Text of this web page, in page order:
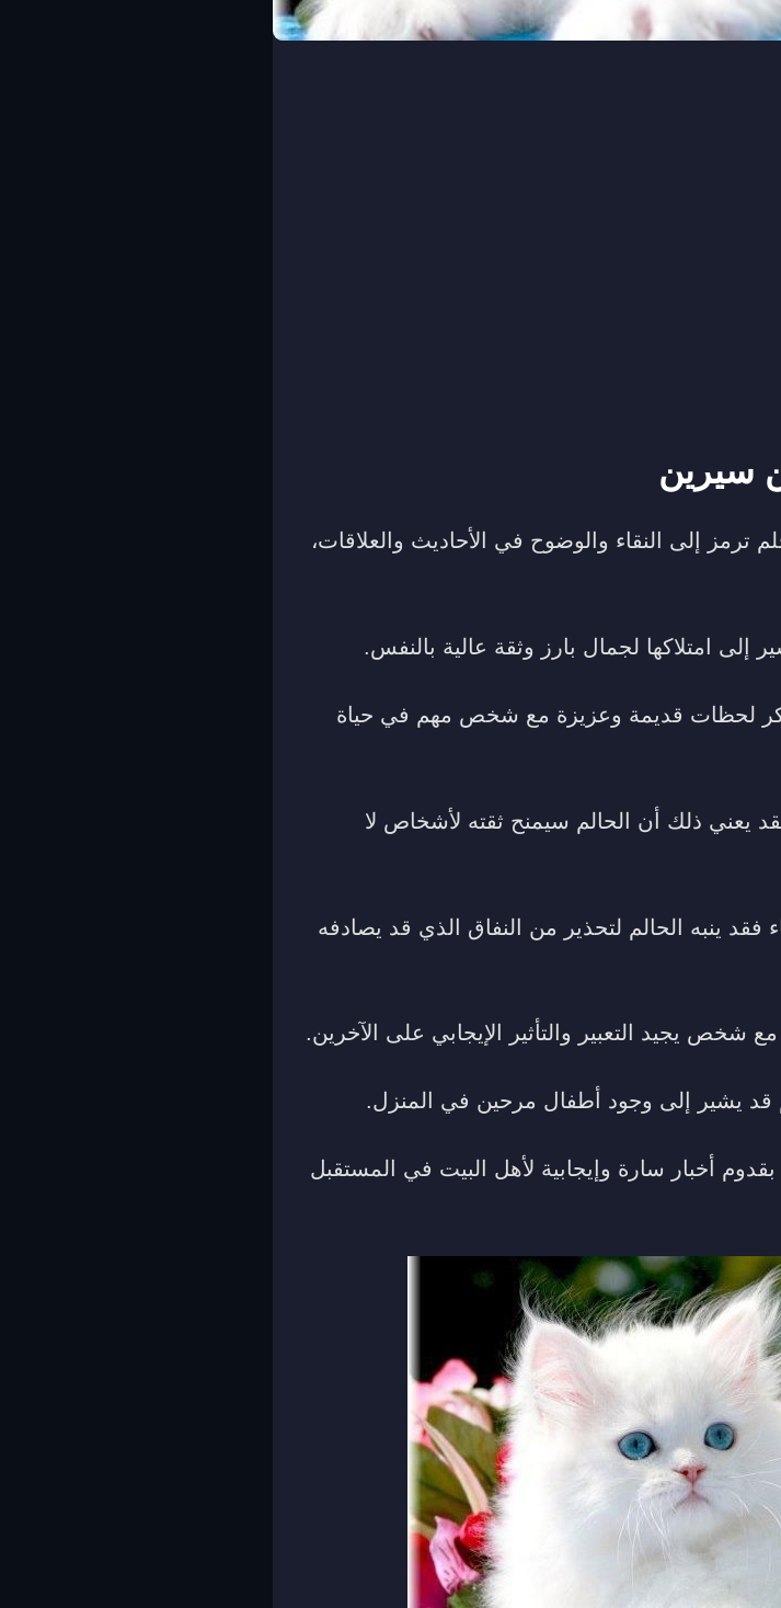
سيرين
إلى النقاء والوضوح في الأحاديث والعلاقات،
إلى امتلاكها لجمال بارز وثقة عالية بالنفس.
لحظات قديمة وعزيزة مع شخص مهم في حياة
يعني ذلك أن الحالم سيمنح ثقته لأشخاص لا
فقد ينبه الحالم لتحذير من النفاق الذي قد يصادفه
يجيد التعبير والتأثير الإيجابي على الآخرين.
يشير إلى وجود أطفال مرحين في المنزل.
أخبار سارة وإيجابية لأهل البيت في المستقبل